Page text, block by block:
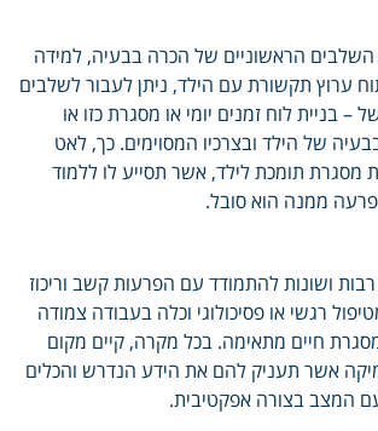
הראשוניים של הכרה בבעיה, למידה
ערוץ תקשורת עם הילד, ניתן לעבור לשלבים
– בניית לוח זמנים יומי או מסגרת כזו או
של הילד ובצרכיו המסוימים. כך, לאט
מסגרת תומכת לילד, אשר תסייע לו ללמוד
ממנה הוא סובל.
רבות ושונות להתמודד עם הפרעות קשב וריכוז
רגשי או פסיכולוגי וכלה בעבודה צמודה
חיים מתאימה. בכל מקרה, קיים מקום
אשר תעניק להם את הידע הנדרש והכלים
המצב בצורה אפקטיבית.